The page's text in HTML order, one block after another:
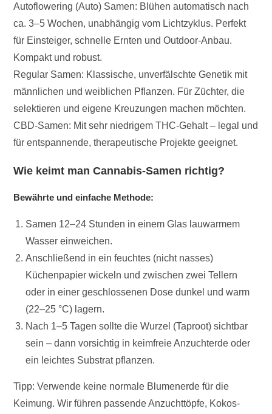
Autoflowering (Auto) Samen: Blühen automatisch nach
ca. 3–5 Wochen, unabhängig vom Lichtzyklus. Perfekt
für Einsteiger, schnelle Ernten und Outdoor-Anbau.
Kompakt und robust.
Regular Samen: Klassische, unverfälschte Genetik mit
männlichen und weiblichen Pflanzen. Für Züchter, die
selektieren und eigene Kreuzungen machen möchten.
CBD-Samen: Mit sehr niedrigem THC-Gehalt – legal und
für entspannende, therapeutische Projekte geeignet.
Wie keimt man Cannabis-Samen richtig?
Bewährte und einfache Methode:
Samen 12–24 Stunden in einem Glas lauwarmem
Wasser einweichen.
Anschließend in ein feuchtes (nicht nasses)
Küchenpapier wickeln und zwischen zwei Tellern
oder in einer geschlossenen Dose dunkel und warm
(22–25 °C) lagern.
Nach 1–5 Tagen sollte die Wurzel (Taproot) sichtbar
sein – dann vorsichtig in keimfreie Anzuchterde oder
ein leichtes Substrat pflanzen.
Tipp: Verwende keine normale Blumenerde für die
Keimung. Wir führen passende Anzuchttöpfe, Kokos-